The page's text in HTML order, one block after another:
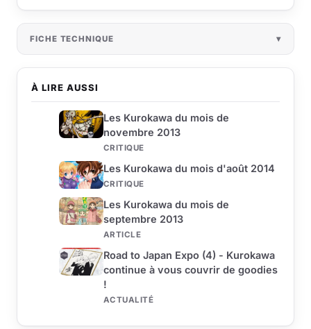
À LIRE AUSSI
Les Kurokawa du mois de
novembre 2013
CRITIQUE
Les Kurokawa du mois d'août 2014
CRITIQUE
Les Kurokawa du mois de
septembre 2013
ARTICLE
Road to Japan Expo (4) - Kurokawa
continue à vous couvrir de goodies
!
ACTUALITÉ
FICHE TECHNIQUE